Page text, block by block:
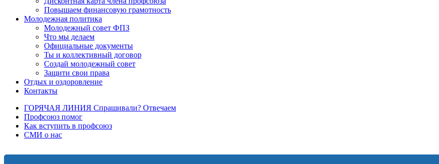
Повышаем финансовую грамотность
Молодежная политика
Молодежный совет ФПЗ
Что мы делаем
Официальные документы
Ты и коллективный договор
Создай молодежный совет
Защити свои права
Отдых и оздоровление
Контакты
ГОРЯЧАЯ ЛИНИЯ Спрашивали? Отвечаем
Профсоюз помог
Как вступить в профсоюз
СМИ о нас